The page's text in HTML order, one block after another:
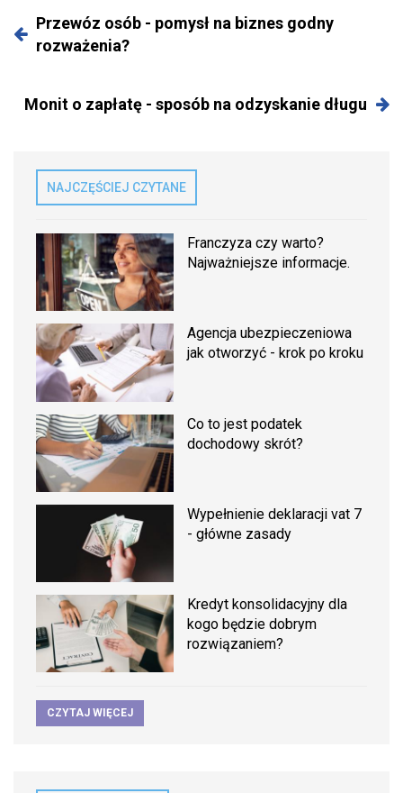
Przewóz osób - pomysł na biznes godny
rozważenia?
Monit o zapłatę - sposób na odzyskanie długu
NAJCZĘŚCIEJ CZYTANE
Franczyza czy warto?
Najważniejsze informacje.
Agencja ubezpieczeniowa
jak otworzyć - krok po kroku
Co to jest podatek
dochodowy skrót?
Wypełnienie deklaracji vat 7
- główne zasady
Kredyt konsolidacyjny dla
kogo będzie dobrym
rozwiązaniem?
CZYTAJ WIĘCEJ